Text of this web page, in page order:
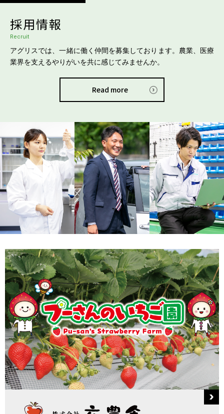
採用情報
Recruit
アグリスでは、一緒に働く仲間を募集しております。農業、医療
業界を支えるやりがいを共に感じてみませんか。
Read more